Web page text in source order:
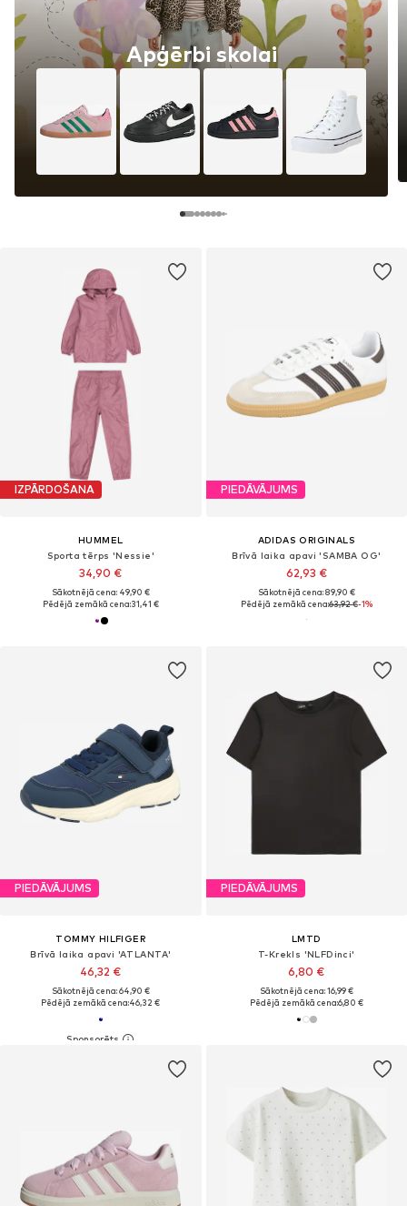
IZPĀRDOŠANA
HUMMEL
Sporta tērps 'Nessie'
34,90 €
Sākotnējā cena: 49,90 €
Pēdējā zemākā cena:31,41 €
PIEDĀVĀJUMS
ADIDAS ORIGINALS
Brīvā laika apavi 'SAMBA OG'
62,93 €
Sākotnējā cena: 89,90 €
Pēdējā zemākā cena:63,92 €-1%
Apģērbi skolai
PIEDĀVĀJUMS
TOMMY HILFIGER
Brīvā laika apavi 'ATLANTA'
46,32 €
Sākotnējā cena: 64,90 €
Pēdējā zemākā cena:46,32 €
PIEDĀVĀJUMS
LMTD
T-Krekls 'NLFDinci'
6,80 €
Sākotnējā cena: 16,99 €
Pēdējā zemākā cena:6,80 €